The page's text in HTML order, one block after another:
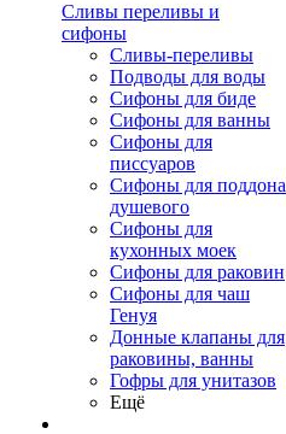
Сливы переливы и
сифоны
Сливы-переливы
Подводы для воды
Сифоны для биде
Сифоны для ванны
Сифоны для
писсуаров
Сифоны для поддона
душевого
Сифоны для
кухонных моек
Сифоны для раковин
Сифоны для чаш
Генуя
Донные клапаны для
раковины, ванны
Гофры для унитазов
Ещё